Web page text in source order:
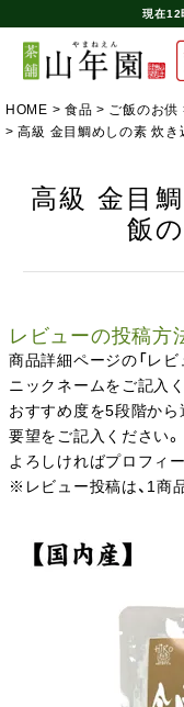
現在12
HOME 食品 ご飯のお供
高級 金目鯛めしの素 炊
高級 金目
飯
レビューの投稿方
商品詳細ページの「レビ
ニックネームをご記入く
おすすめ度を5段階から
要望をご記入ください。
よろしければプロフィ
※レビュー投稿は、1商